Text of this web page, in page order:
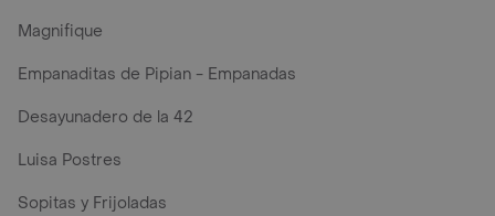
Magnifique
Empanaditas de Pipian - Empanadas
Desayunadero de la 42
Luisa Postres
Sopitas y Frijoladas